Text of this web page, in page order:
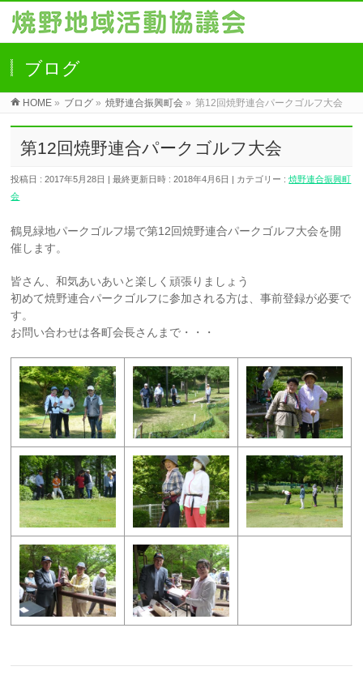
ブログ
HOME » ブログ » 焼野連合振興町会 » 第12回焼野連合パークゴルフ大会
第12回焼野連合パークゴルフ大会
投稿日 : 2017年5月28日 最終更新日時 : 2018年4月6日 カテゴリー :焼野連合振興町
会
鶴見緑地パークゴルフ場で第12回焼野連合パークゴルフ大会を開
催します。
皆さん、和気あいあいと楽しく頑張りましょう
初めて焼野連合パークゴルフに参加される方は、事前登録が必要で
す。
お問い合わせは各町会長さんまで・・・